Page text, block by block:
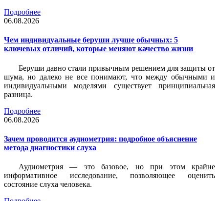
Подробнее
06.08.2026
Чем индивидуальные беруши лучше обычных: 5
ключевых отличий, которые меняют качество жизни
Беруши давно стали привычным решением для защиты от
шума, но далеко не все понимают, что между обычными и
индивидуальными моделями существует принципиальная
разница.
Подробнее
06.08.2026
Зачем проводится аудиометрия: подробное объяснение
метода диагностики слуха
Аудиометрия — это базовое, но при этом крайне
информативное исследование, позволяющее оценить
состояние слуха человека.